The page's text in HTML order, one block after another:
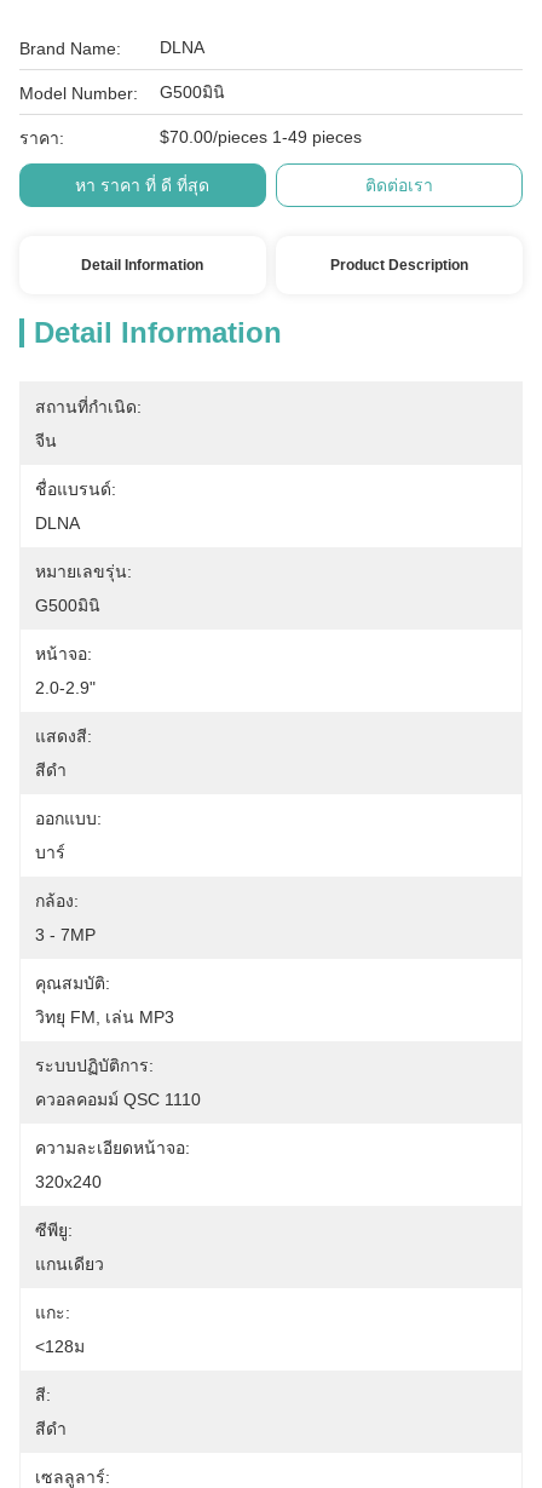
Brand Name: DLNA
Model Number: G500มินิ
ราคา: $70.00/pieces 1-49 pieces
หา ราคา ที่ ดี ที่สุด ติดต่อเรา
Detail Information Product Description
Detail Information
สถานที่กำเนิด:
จีน
ชื่อแบรนด์:
DLNA
หมายเลขรุ่น:
G500มินิ
หน้าจอ:
2.0-2.9"
แสดงสี:
สีดำ
ออกแบบ:
บาร์
กล้อง:
3 - 7MP
คุณสมบัติ:
วิทยุ FM, เล่น MP3
ระบบปฏิบัติการ:
ควอลคอมม์ QSC 1110
ความละเอียดหน้าจอ:
320x240
ซีพียู:
แกนเดียว
แกะ:
<128ม
สี:
สีดำ
เซลลูลาร์: